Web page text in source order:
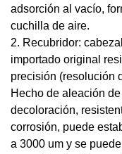
adsorción al vacío,
cuchilla de aire.
2. Recubridor:
importado original
precisión (resolución
Hecho de aleación
decoloración,
corrosión, puede
a 3000 um y se